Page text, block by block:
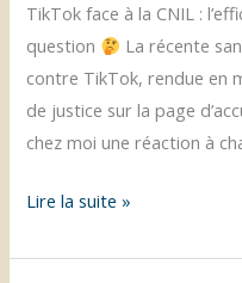
TikTok face à la CNIL :
question
La récente
contre TikTok, rendue en
de justice sur la page
chez moi une réaction à
Fracture
:
Lire la suite »